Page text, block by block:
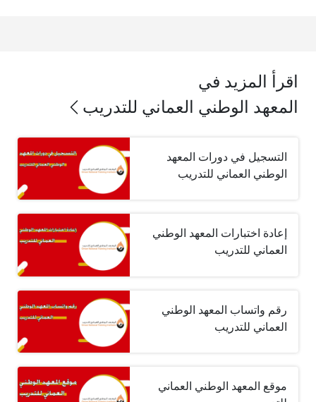
اقرأ المزيد في
المعهد الوطني العماني للتدريب
التسجيل في دورات المعهد
الوطني العماني للتدريب
إعادة اختبارات المعهد الوطني
العماني للتدريب
رقم واتساب المعهد الوطني
العماني للتدريب
موقع المعهد الوطني العماني